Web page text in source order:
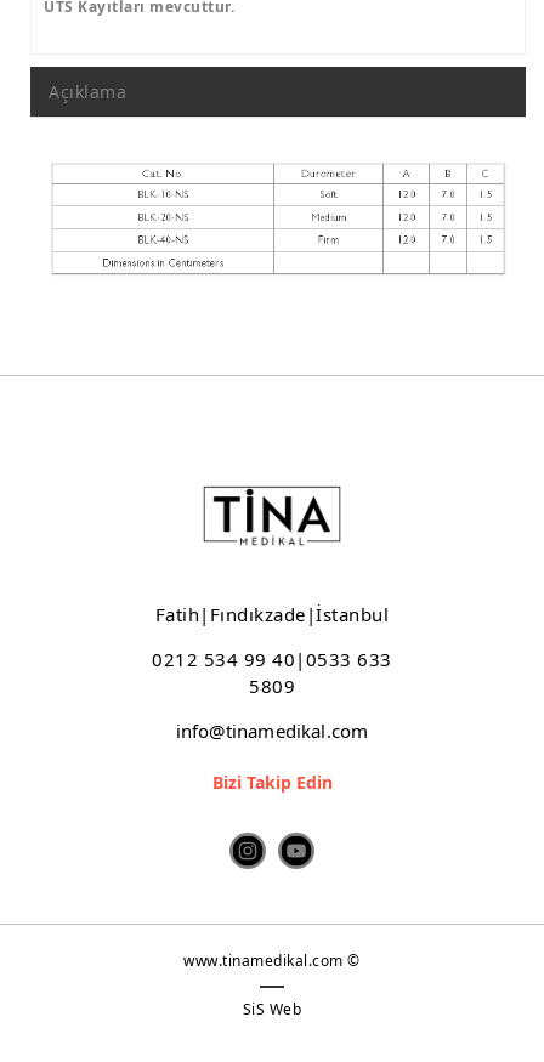
ÜTS Kayıtları mevcuttur.
Açıklama
Fatih|Fındıkzade|İstanbul
0212 534 99 40|0533 633
5809
info@tinamedikal.com
Bizi Takip Edin
www.tinamedikal.com ©
SiS Web